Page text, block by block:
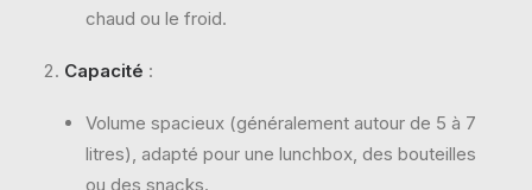
chaud ou le froid.
Capacité :
Volume spacieux (généralement autour de 5 à 7
litres), adapté pour une lunchbox, des bouteilles
ou des snacks.